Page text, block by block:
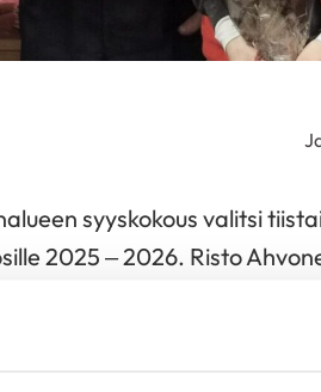
syyskokous valitsi
2025 – 2026. Risto
ja Tuija
vuoden